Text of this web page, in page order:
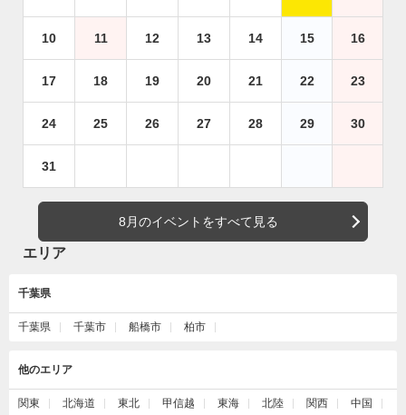
10 11 12 13 14 15 16
17 18 19 20 21 22 23
24 25 26 27 28 29 30
31
8月のイベントをすべて見る
エリア
千葉県
千葉県 千葉市 船橋市 柏市
他のエリア
関東 北海道 東北 甲信越 東海 北陸 関西 中国